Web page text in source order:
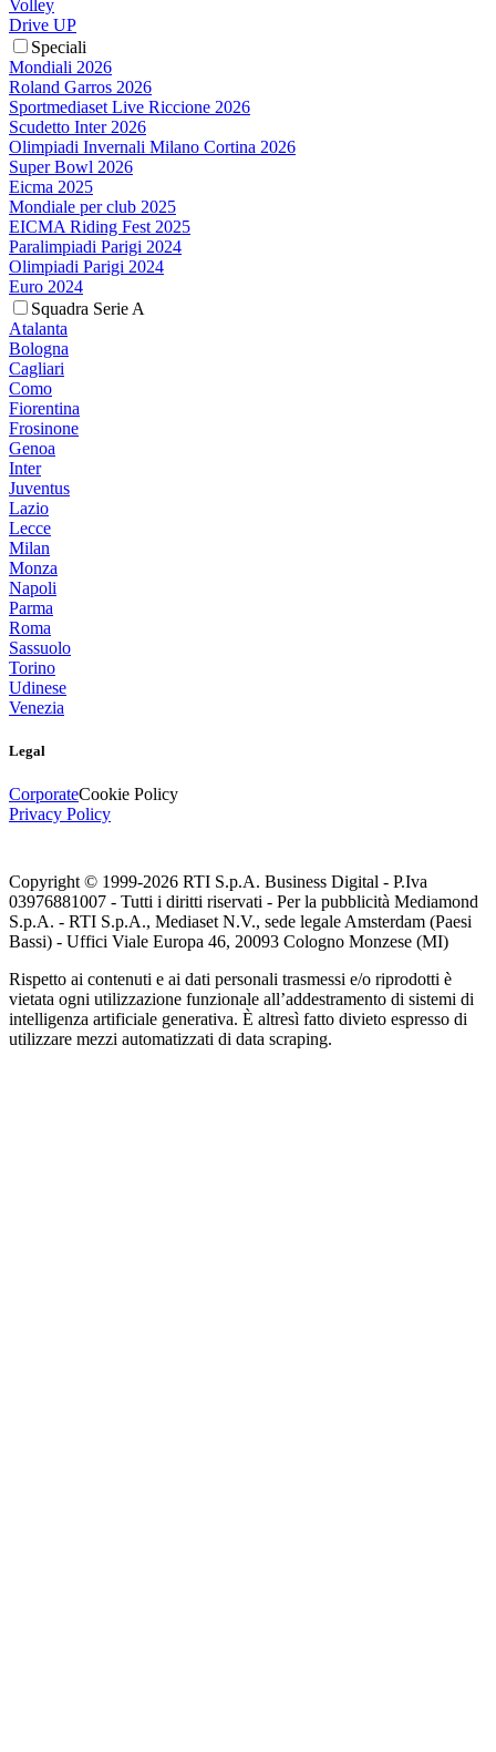
Volley
Drive UP
Speciali
Mondiali 2026
Roland Garros 2026
Sportmediaset Live Riccione 2026
Scudetto Inter 2026
Olimpiadi Invernali Milano Cortina 2026
Super Bowl 2026
Eicma 2025
Mondiale per club 2025
EICMA Riding Fest 2025
Paralimpiadi Parigi 2024
Olimpiadi Parigi 2024
Euro 2024
Squadra Serie A
Atalanta
Bologna
Cagliari
Como
Fiorentina
Frosinone
Genoa
Inter
Juventus
Lazio
Lecce
Milan
Monza
Napoli
Parma
Roma
Sassuolo
Torino
Udinese
Venezia
Legal
CorporateCookie Policy
Privacy Policy
Copyright © 1999-2026 RTI S.p.A. Business Digital - P.Iva
03976881007 - Tutti i diritti riservati - Per la pubblicità Mediamond
S.p.A. - RTI S.p.A., Mediaset N.V., sede legale Amsterdam (Paesi
Bassi) - Uffici Viale Europa 46, 20093 Cologno Monzese (MI)
Rispetto ai contenuti e ai dati personali trasmessi e/o riprodotti è
vietata ogni utilizzazione funzionale all’addestramento di sistemi di
intelligenza artificiale generativa. È altresì fatto divieto espresso di
utilizzare mezzi automatizzati di data scraping.